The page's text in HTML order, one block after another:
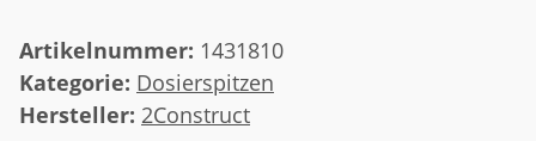
Artikelnummer: 1431810
Kategorie: Dosierspitzen
Hersteller: 2Construct